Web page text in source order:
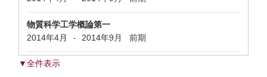
物質科学工学概論第一
2014年4月
- 2014年9月 前期
▼全件表示